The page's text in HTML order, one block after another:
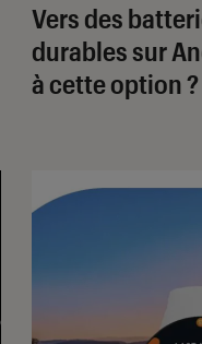
Vers des
durables sur
à cette option ?